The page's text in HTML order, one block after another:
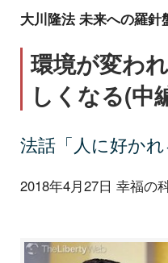
大川隆法 未来への羅針
環境が変わ
しくなる(中
法話「人に好か
2018年4月27日 幸福の